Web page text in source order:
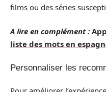
films ou des séries
A lire en complément :
liste des mots en
Personnaliser les